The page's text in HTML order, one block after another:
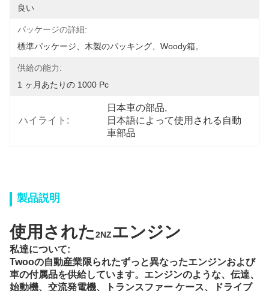
良い
パッケージの詳細:
標準パッケージ、木製のパッキング、Woody箱。
供給の能力:
1 ヶ月あたりの 1000 Pc
ハイライト:
日本車の部品,
日本語によって使用される自動
車部品
製品説明
使用された2NZエンジン
私達について:
Twooの自動産業限られたずっと異なったエンジンおよび
車の付属品を供給しています。 エンジンのような、伝達、
始動機、交流発電機、トランスファー ケース、ドライブ